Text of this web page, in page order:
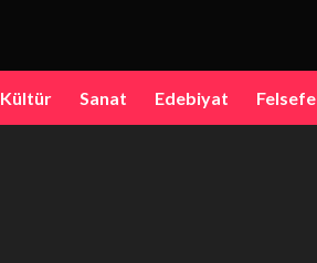
Kültür Sanat Edebiyat Felsefe